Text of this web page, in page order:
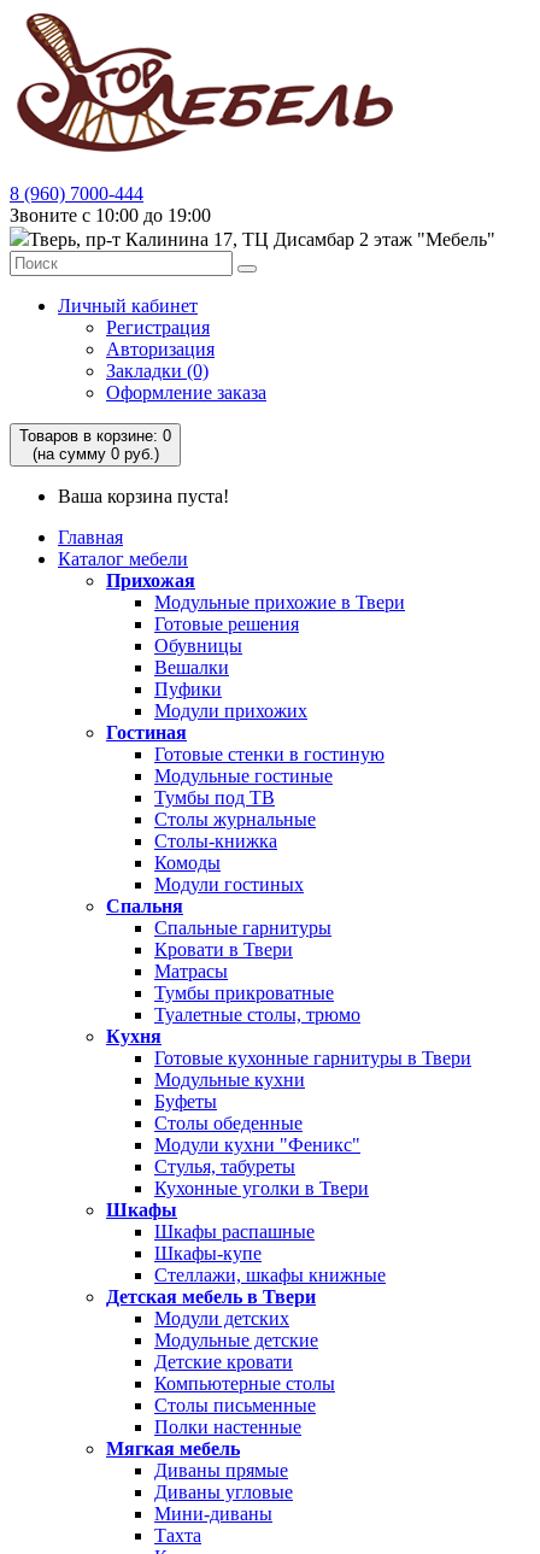
8 (960) 7000-444
Звоните с 10:00 до 19:00
Тверь, пр-т Калинина 17, ТЦ Дисамбар 2 этаж "Мебель"
Личный кабинет
Регистрация
Авторизация
Закладки (0)
Оформление заказа
Товаров в корзине: 0
(на сумму 0 руб.)
Ваша корзина пуста!
Главная
Каталог мебели
Прихожая
Модульные прихожие в Твери
Готовые решения
Обувницы
Вешалки
Пуфики
Модули прихожих
Гостиная
Готовые стенки в гостиную
Модульные гостиные
Тумбы под ТВ
Столы журнальные
Столы-книжка
Комоды
Модули гостиных
Спальня
Спальные гарнитуры
Кровати в Твери
Матрасы
Тумбы прикроватные
Туалетные столы, трюмо
Кухня
Готовые кухонные гарнитуры в Твери
Модульные кухни
Буфеты
Столы обеденные
Модули кухни "Феникс"
Стулья, табуреты
Кухонные уголки в Твери
Шкафы
Шкафы распашные
Шкафы-купе
Стеллажи, шкафы книжные
Детская мебель в Твери
Модули детских
Модульные детские
Детские кровати
Компьютерные столы
Столы письменные
Полки настенные
Мягкая мебель
Диваны прямые
Диваны угловые
Мини-диваны
Тахта